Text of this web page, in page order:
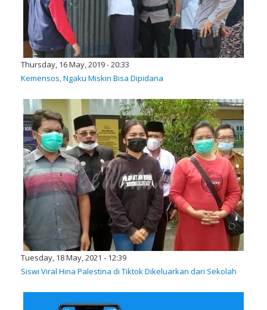
Thursday, 16 May, 2019 - 20:33
Kemensos, Ngaku Miskin Bisa Dipidana
Tuesday, 18 May, 2021 - 12:39
Siswi Viral Hina Palestina di Tiktok Dikeluarkan dari Sekolah